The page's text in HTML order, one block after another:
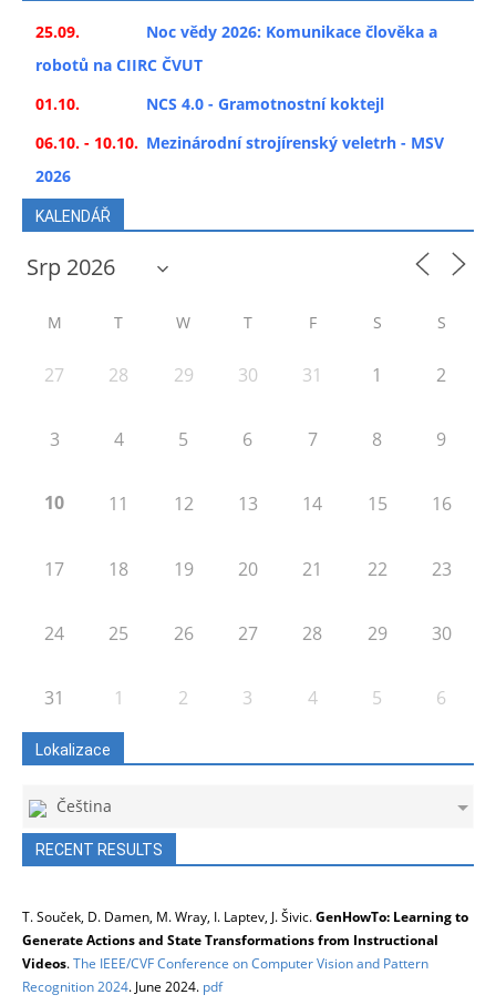
25.09.
Noc vědy 2026: Komunikace člověka a
robotů na CIIRC ČVUT
01.10.
NCS 4.0 - Gramotnostní koktejl
06.10. - 10.10. Mezinárodní strojírenský veletrh - MSV
2026
KALENDÁŘ
M T W T F S S
27 28 29 30 31 1 2
3 4 5 6 7 8 9
10 11 12 13 14 15 16
17 18 19 20 21 22 23
24 25 26 27 28 29 30
31 1 2 3 4 5 6
Lokalizace
Čeština
RECENT RESULTS
T. Souček, D. Damen, M. Wray, I. Laptev, J. Šivic.GenHowTo: Learning to
Generate Actions and State Transformations from Instructional
Videos.The IEEE/CVF Conference on Computer Vision and Pattern
Recognition 2024. June 2024. pdf